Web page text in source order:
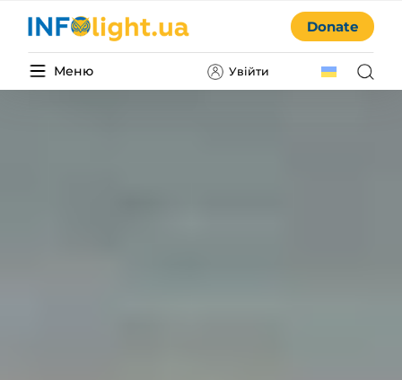
Меню Увійти
Donate